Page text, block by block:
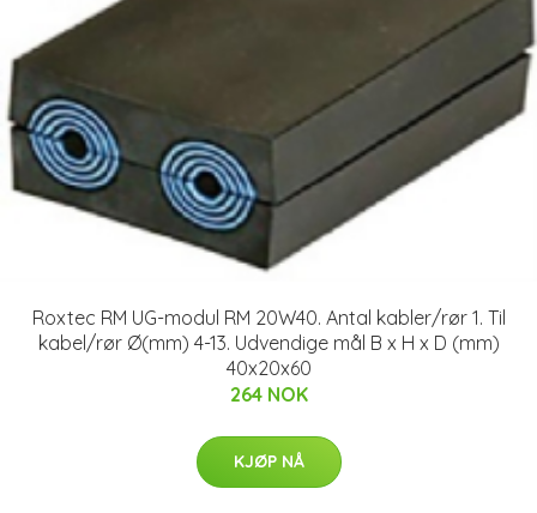
Roxtec RM UG-modul RM 20W40. Antal kabler/rør 1. Til
kabel/rør Ø(mm) 4-13. Udvendige mål B x H x D (mm)
40x20x60
264 NOK
KJØP NÅ